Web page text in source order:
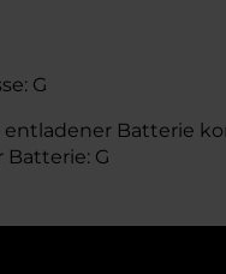
G
Batterie
Batterie: G